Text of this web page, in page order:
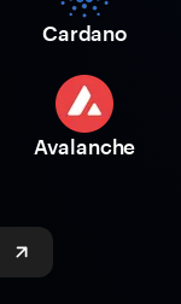
Cardano
Avalanche